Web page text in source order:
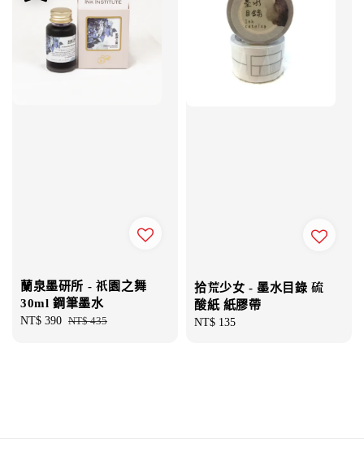
蘭泉墨研所 - 祇園之舞
30ml 鋼筆墨水
Sale
NT$ 390 Regular
NT$ 435
拾荒少女 - 墨水目錄 硫
酸紙 紙膠帶
Regular
NT$ 135